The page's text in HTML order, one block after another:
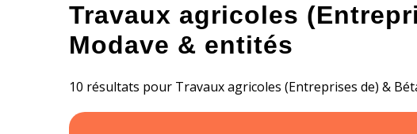
Travaux agricoles
Modave & entités
10 résultats pour Travaux agricoles (Entreprises de) &